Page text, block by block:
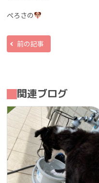
ぺろさの
前の記事
関連ブログ